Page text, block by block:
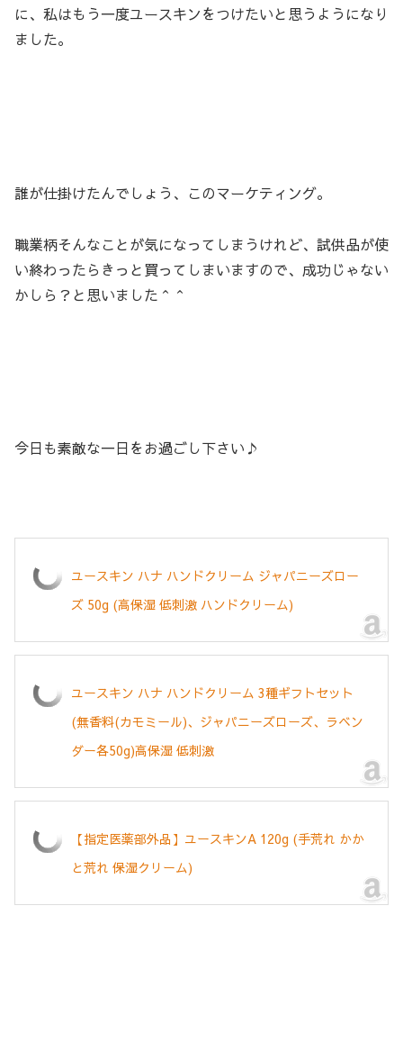
に、私はもう一度ユースキンをつけたいと思うようになり
ました。
誰が仕掛けたんでしょう、このマーケティング。
職業柄そんなことが気になってしまうけれど、試供品が使
い終わったらきっと買ってしまいますので、成功じゃない
かしら？と思いました＾＾
今日も素敵な一日をお過ごし下さい♪
ユースキン ハナ ハンドクリーム ジャパニーズロー
ズ 50g (高保湿 低刺激 ハンドクリーム)
ユースキン ハナ ハンドクリーム 3種ギフトセット
(無香料(カモミール)、ジャパニーズローズ、ラベン
ダー各50g)高保湿 低刺激
【指定医薬部外品】ユースキンA 120g (手荒れ かか
と荒れ 保湿クリーム)